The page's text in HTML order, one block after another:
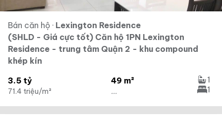
Bán căn hộ · Lexington Residence
(SHLD - Giá cực tốt) Căn hộ 1PN Lexington
Residence - trung tâm Quận 2 - khu compound
khép kín
3.5 tỷ
71.4 triệu/m²
49 m²
...
1
1